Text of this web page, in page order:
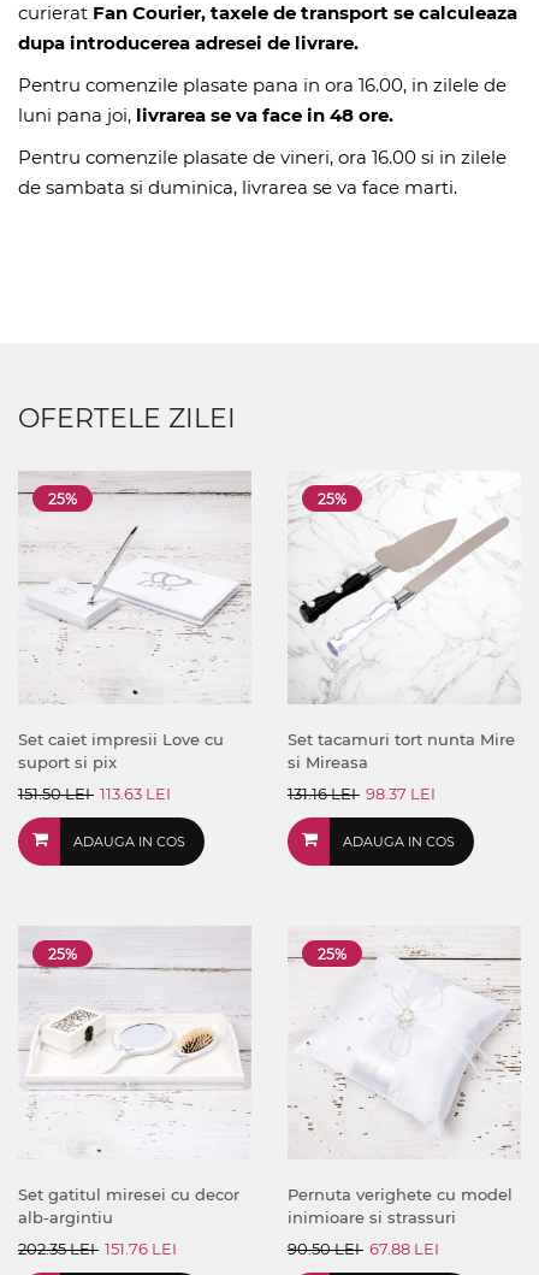
curierat Fan Courier, taxele de transport se calculeaza
dupa introducerea adresei de livrare.
Pentru comenzile plasate pana in ora 16.00, in zilele de
luni pana joi, livrarea se va face in 48 ore.
Pentru comenzile plasate de vineri, ora 16.00 si in zilele
de sambata si duminica, livrarea se va face marti.
OFERTELE ZILEI
25%
Set caiet impresii Love cu
suport si pix
151.50 LEI 113.63 LEI
ADAUGA IN COS
25%
Set tacamuri tort nunta Mire
si Mireasa
131.16 LEI 98.37 LEI
ADAUGA IN COS
25%
Set gatitul miresei cu decor
alb-argintiu
202.35 LEI 151.76 LEI
25%
Pernuta verighete cu model
inimioare si strassuri
90.50 LEI 67.88 LEI